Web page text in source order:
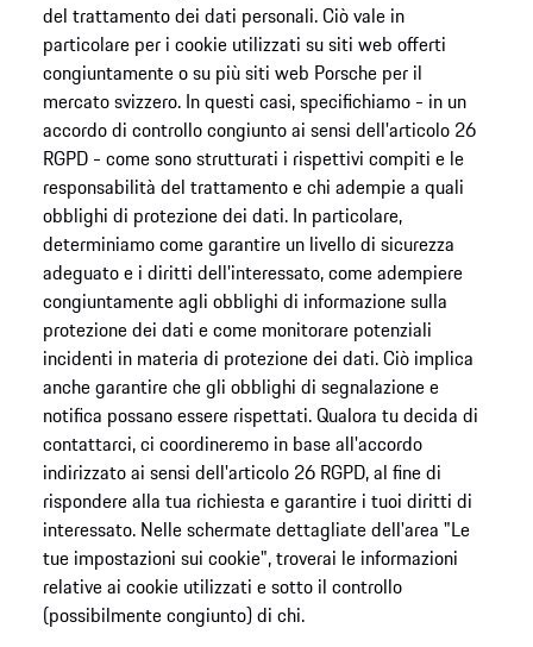
del trattamento dei dati personali. Ciò vale in
particolare per i cookie utilizzati su siti web offerti
congiuntamente o su più siti web Porsche per il
mercato svizzero. In questi casi, specifichiamo - in un
accordo di controllo congiunto ai sensi dell'articolo 26
RGPD - come sono strutturati i rispettivi compiti e le
responsabilità del trattamento e chi adempie a quali
obblighi di protezione dei dati. In particolare,
determiniamo come garantire un livello di sicurezza
adeguato e i diritti dell'interessato, come adempiere
congiuntamente agli obblighi di informazione sulla
protezione dei dati e come monitorare potenziali
incidenti in materia di protezione dei dati. Ciò implica
anche garantire che gli obblighi di segnalazione e
notifica possano essere rispettati. Qualora tu decida di
contattarci, ci coordineremo in base all'accordo
indirizzato ai sensi dell'articolo 26 RGPD, al fine di
rispondere alla tua richiesta e garantire i tuoi diritti di
interessato. Nelle schermate dettagliate dell'area "Le
tue impostazioni sui cookie", troverai le informazioni
relative ai cookie utilizzati e sotto il controllo
(possibilmente congiunto) di chi.